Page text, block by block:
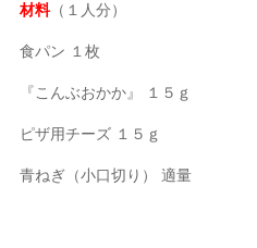
材料（１人分）
食パン １枚
『こんぶおかか』 １５ｇ
ピザ用チーズ １５ｇ
青ねぎ（小口切り） 適量